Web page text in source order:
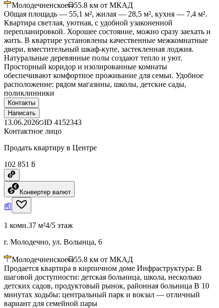
Молодечненское 55.8 км от МКАД
Общая площадь — 55,1 м², жилая — 28,5 м², кухня — 7,4 м².
Квартира светлая, уютная, с удобной узаконенной
перепланировкой. Хорошее состояние, можно сразу заехать и
жить. В квартире установлены качественные межкомнатные
двери, вместительный шкаф-купе, застекленная лоджия.
Натуральные деревянные полы создают тепло и уют.
Просторный коридор и изолированные комнаты
обеспечивают комфортное проживание для семьи. Удобное
расположение: рядом магазины, школы, детские сады,
поликлинники
Контакты
Написать
13.06.2026 ID 4152343
Контактное лицо
Продать квартиру в Центре
102 851 ƃ
Конвертер валют
1 комн.37 м²4/5 этаж
г. Молодечно, ул. Волынца, 6
Молодечненское 55.8 км от МКАД
Продается квартира в кирпичном доме Инфраструктура: В
шаговой доступности: детская больница, школа, несколько
детских садов, продуктовый рынок, районная больница В 10
минутах ходьбы: центральный парк и вокзал — отличный
вариант для семейной пары